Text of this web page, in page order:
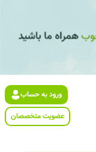
ورود به حساب
عضویت متخصصان